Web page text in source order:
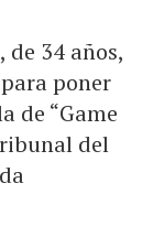
de 34 años,
poner
de “Game
del